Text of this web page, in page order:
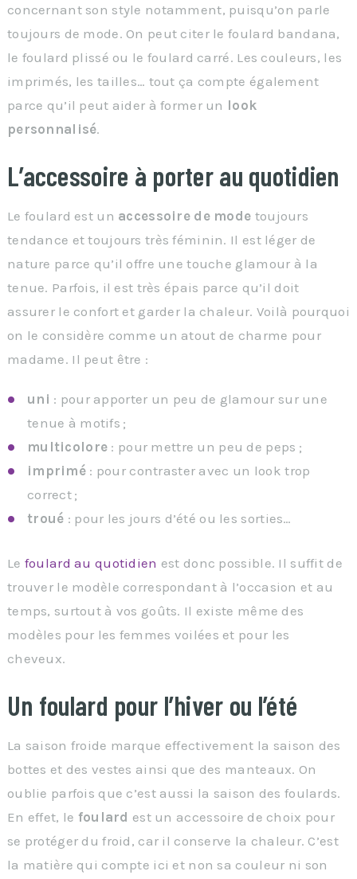
concernant son style notamment, puisqu’on parle
toujours de mode. On peut citer le foulard bandana,
le foulard plissé ou le foulard carré. Les couleurs, les
imprimés, les tailles… tout ça compte également
parce qu’il peut aider à former un look
personnalisé.
L’accessoire à porter au quotidien
Le foulard est un accessoire de mode toujours
tendance et toujours très féminin. Il est léger de
nature parce qu’il offre une touche glamour à la
tenue. Parfois, il est très épais parce qu’il doit
assurer le confort et garder la chaleur. Voilà pourquoi
on le considère comme un atout de charme pour
madame. Il peut être :
uni : pour apporter un peu de glamour sur une
tenue à motifs ;
multicolore : pour mettre un peu de peps ;
imprimé: pour contraster avec un look trop
correct ;
troué : pour les jours d’été ou les sorties…
Le foulard au quotidien est donc possible. Il suffit de
trouver le modèle correspondant à l’occasion et au
temps, surtout à vos goûts. Il existe même des
modèles pour les femmes voilées et pour les
cheveux.
Un foulard pour l’hiver ou l’été
La saison froide marque effectivement la saison des
bottes et des vestes ainsi que des manteaux. On
oublie parfois que c’est aussi la saison des foulards.
En effet, le foulard est un accessoire de choix pour
se protéger du froid, car il conserve la chaleur. C’est
la matière qui compte ici et non sa couleur ni son